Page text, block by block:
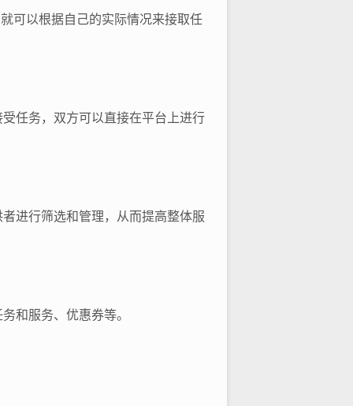
可以根据自己的实际情况来接取任
任务，双方可以直接在平台上进行
进行筛选和管理，从而提高整体服
和服务、优惠券等。